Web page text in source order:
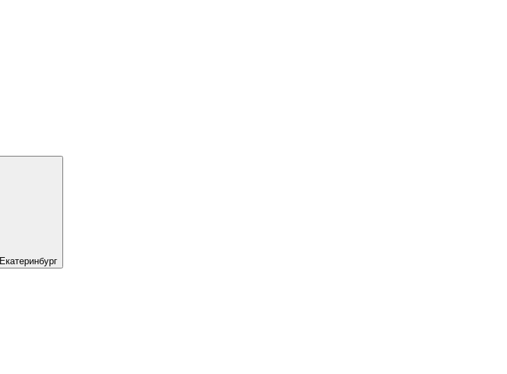
Екатеринбург